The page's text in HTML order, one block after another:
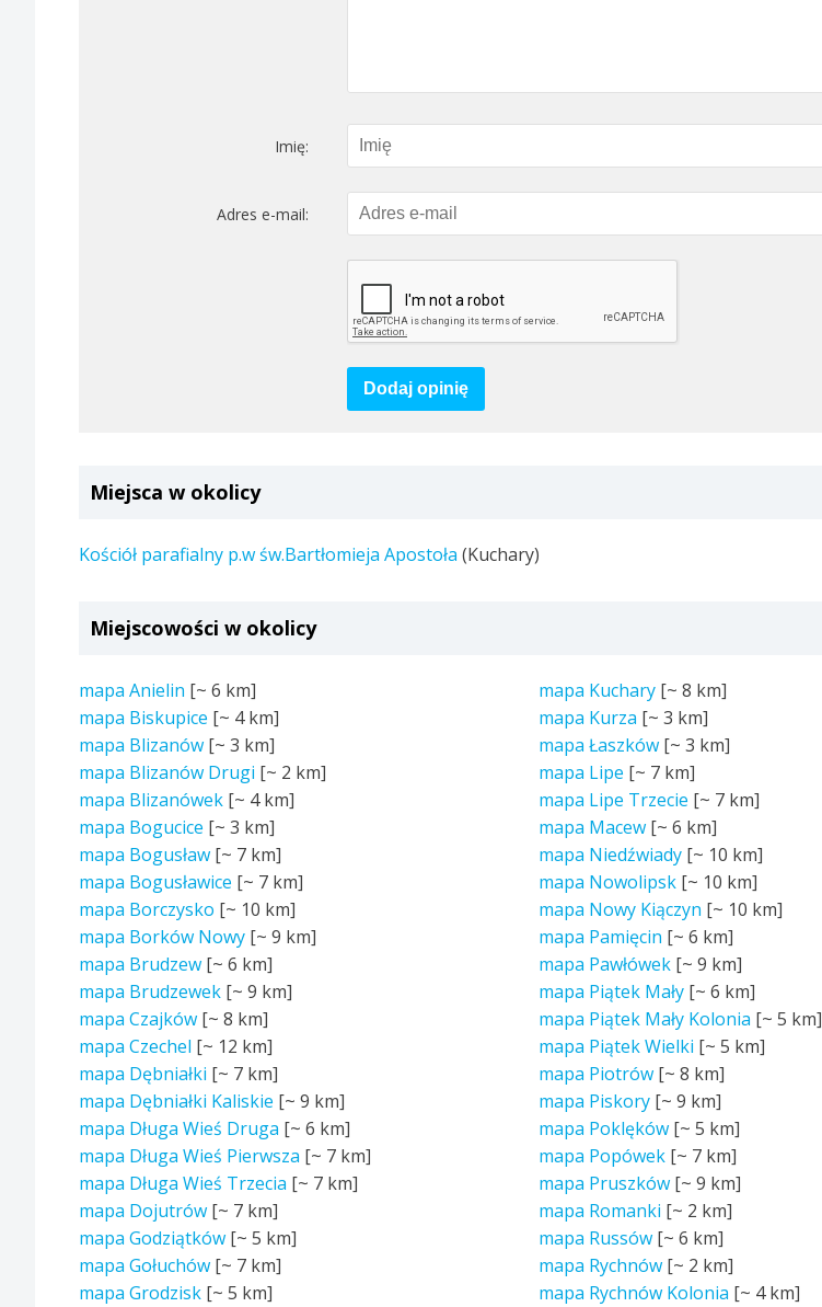
Imię:
Adres e-mail:
Dodaj opinię
Miejsca w okolicy
Kościół parafialny p.w św.Bartłomieja Apostoła (Kuchary)
Miejscowości w okolicy
mapa Anielin [~ 6 km]
mapa Biskupice [~ 4 km]
mapa Blizanów [~ 3 km]
mapa Blizanów Drugi [~ 2 km]
mapa Blizanówek [~ 4 km]
mapa Bogucice [~ 3 km]
mapa Bogusław [~ 7 km]
mapa Bogusławice [~ 7 km]
mapa Borczysko [~ 10 km]
mapa Borków Nowy [~ 9 km]
mapa Brudzew [~ 6 km]
mapa Brudzewek [~ 9 km]
mapa Czajków [~ 8 km]
mapa Czechel [~ 12 km]
mapa Dębniałki [~ 7 km]
mapa Dębniałki Kaliskie [~ 9 km]
mapa Długa Wieś Druga [~ 6 km]
mapa Długa Wieś Pierwsza [~ 7 km]
mapa Długa Wieś Trzecia [~ 7 km]
mapa Dojutrów [~ 7 km]
mapa Godziątków [~ 5 km]
mapa Gołuchów [~ 7 km]
mapa Grodzisk [~ 5 km]
mapa Kuchary[~ 8 km]
mapa Kurza [~ 3 km]
mapa Łaszków[~ 3 km]
mapa Lipe [~ 7 km]
mapa Lipe Trzecie [~ 7 km]
mapa Macew[~ 6 km]
mapa Niedźwiady[~ 10 km]
mapa Nowolipsk[~ 10 km]
mapa Nowy Kiączyn [~ 10 km]
mapa Pamięcin [~ 6 km]
mapa Pawłówek[~ 9 km]
mapa Piątek Mały[~ 6 km]
mapa Piątek Mały Kolonia [~ 5 km]
mapa Piątek Wielki [~ 5 km]
mapa Piotrów[~ 8 km]
mapa Piskory[~ 9 km]
mapa Poklęków[~ 5 km]
mapa Popówek[~ 7 km]
mapa Pruszków[~ 9 km]
mapa Romanki [~ 2 km]
mapa Russów[~ 6 km]
mapa Rychnów[~ 2 km]
mapa Rychnów Kolonia [~ 4 km]